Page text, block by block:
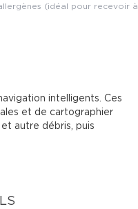
(idéal pour recevoir à
intelligents. Ces
et de cartographier
autre débris, puis